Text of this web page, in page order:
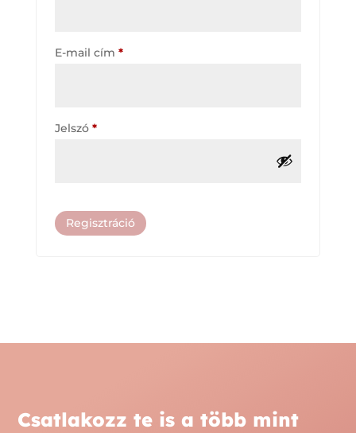
E-mail cím *Kötelező
Jelszó *Kötelező
Regisztráció
Csatlakozz te is a több mint